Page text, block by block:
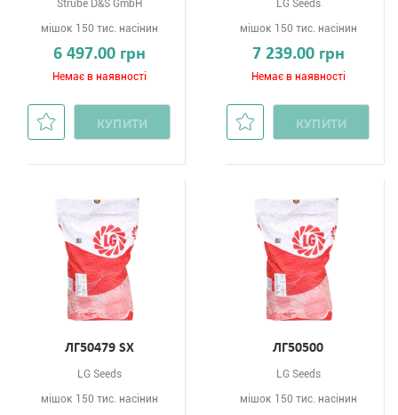
Strube D&S GmbH
мішок 150 тис. насінин
6 497.00 грн
Немає в наявності
КУПИТИ
LG Seeds
мішок 150 тис. насінин
7 239.00 грн
Немає в наявності
КУПИТИ
ЛГ50479 SХ
LG Seeds
мішок 150 тис. насінин
ЛГ50500
LG Seeds
мішок 150 тис. насінин